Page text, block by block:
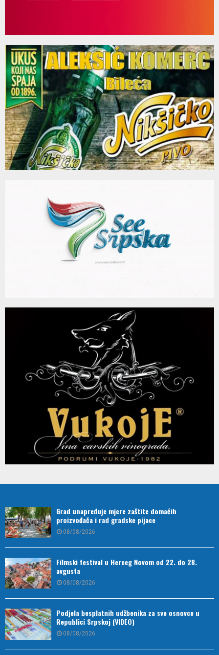
Grad unapređuje mjere zaštite domaćih
proizvođača i rad gradske pijace
08/08/2026
Filmski festival u Herceg Novom od 22. do 28.
avgusta
08/08/2026
Podjela besplatnih udžbenika za sve osnovce u
Republici Srpskoj (VIDEO)
08/08/2026